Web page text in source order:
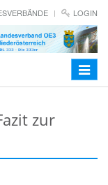
LOGIN
Toggle
zur